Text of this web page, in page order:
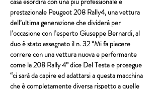
prestazionale Peugeot 208 Rally4, una vettura
dell’ultima generazione che dividerà per
l’occasione con l’esperto Giuseppe Bernardi, al
duo è stato assegnato il n. 32 “Mi fa piacere
correre con una vettura nuova e performante
come la 208 Rally 4” dice Del Testa e prosegue
“ci sarà da capire ed adattarsi a questa macchina
che è completamente diversa rispetto a quelle